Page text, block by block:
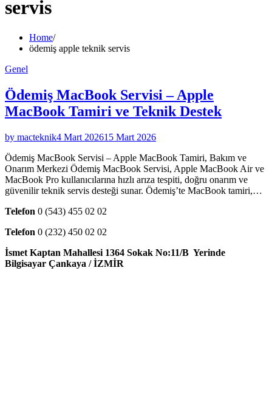
servis
Home
ödemiş apple teknik servis
Genel
Ödemiş MacBook Servisi – Apple
MacBook Tamiri ve Teknik Destek
by macteknik4 Mart 202615 Mart 2026
Ödemiş MacBook Servisi – Apple MacBook Tamiri, Bakım ve
Onarım Merkezi Ödemiş MacBook Servisi, Apple MacBook Air ve
MacBook Pro kullanıcılarına hızlı arıza tespiti, doğru onarım ve
güvenilir teknik servis desteği sunar. Ödemiş’te MacBook tamiri,…
Telefon 0 (543) 455 02 02
Telefon 0 (232) 450 02 02
İsmet Kaptan Mahallesi 1364 Sokak No:11/B Yerinde
Bilgisayar Çankaya / İZMİR